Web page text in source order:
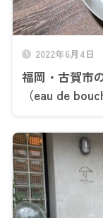
2022年6月4日
福岡・古賀市
（eau de